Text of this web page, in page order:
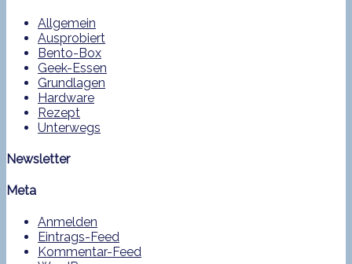
Allgemein
Ausprobiert
Bento-Box
Geek-Essen
Grundlagen
Hardware
Rezept
Unterwegs
Newsletter
Meta
Anmelden
Eintrags-Feed
Kommentar-Feed